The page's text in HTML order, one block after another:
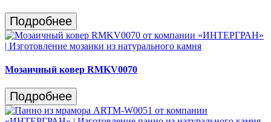
Подробнее
Мозаичный ковер RMKV0070
Подробнее